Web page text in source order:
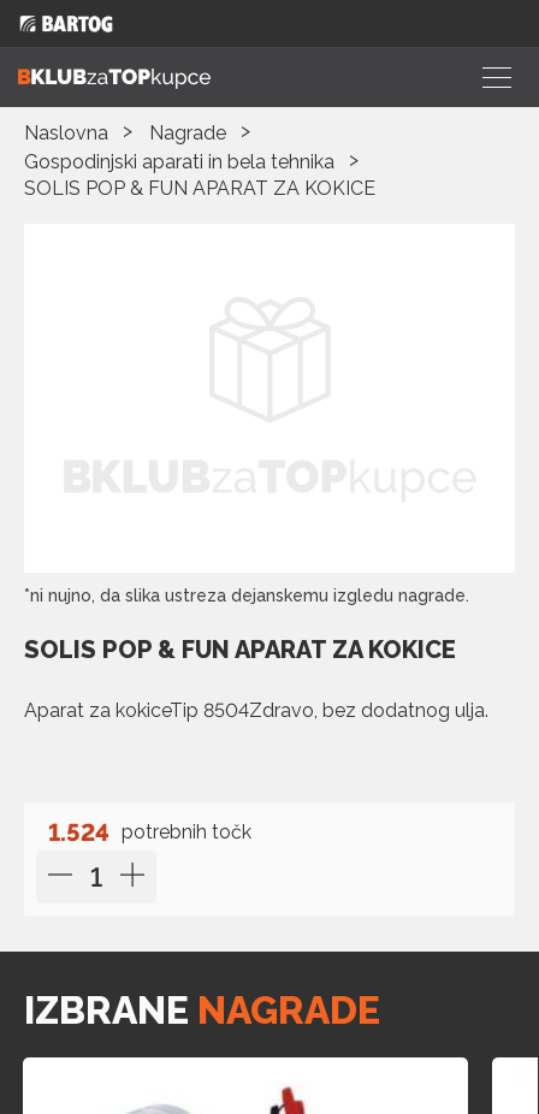
Naslovna
Nagrade
Gospodinjski aparati in bela tehnika
SOLIS POP & FUN APARAT ZA KOKICE
*ni nujno, da slika ustreza dejanskemu izgledu nagrade.
SOLIS POP & FUN APARAT ZA KOKICE
Aparat za kokiceTip 8504Zdravo, bez dodatnog ulja.
1.524 potrebnih točk
IZBRANE NAGRADE